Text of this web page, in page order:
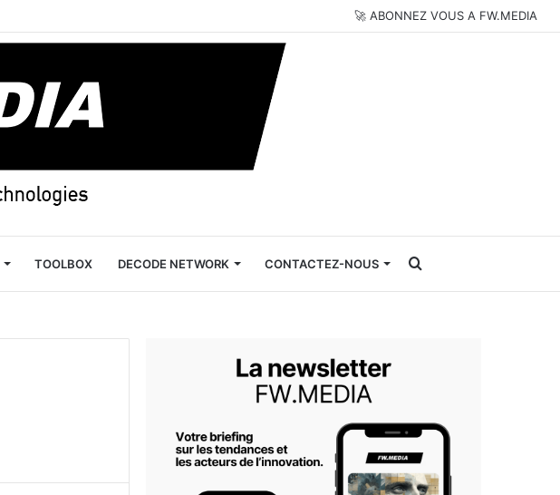
🚀 ABONNEZ VOUS A FW.MEDIA
TOOLBOX DECODE NETWORK CONTACTEZ-NOUS Rechercher